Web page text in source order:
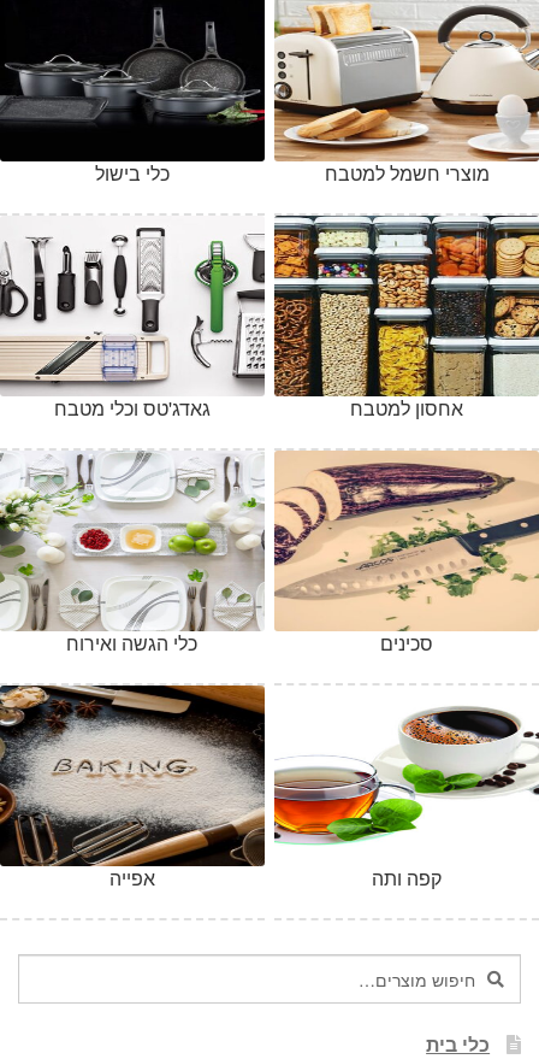
כלי בישול מוצרי חשמל למטבח
גאדג'טס וכלי מטבח אחסון למטבח
כלי הגשה ואירוח סכינים
אפייה קפה ותה
חיפוש
עבור:
חיפוש
כלי בית